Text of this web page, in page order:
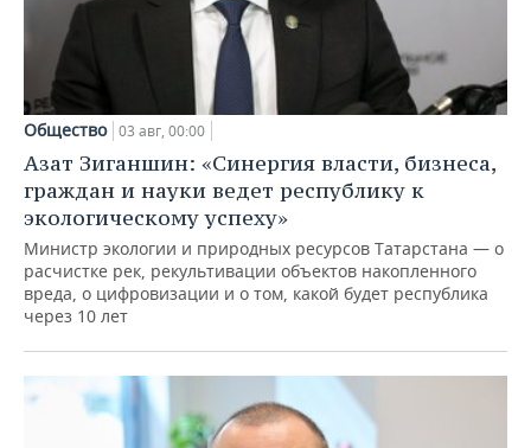
Общество 03 авг, 00:00
Азат Зиганшин: «Синергия власти, бизнеса,
граждан и науки ведет республику к
экологическому успеху»
Министр экологии и природных ресурсов Татарстана — о
расчистке рек, рекультивации объектов накопленного
вреда, о цифровизации и о том, какой будет республика
через 10 лет